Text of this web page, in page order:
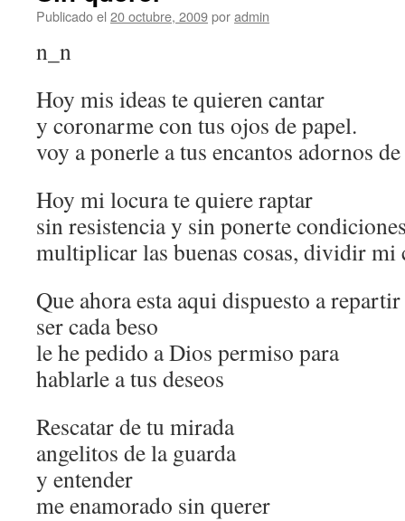
Publicado el 20 octubre, 2009poradmin
n_n
Hoy mis ideas te quieren cantar
y coronarme con tus ojos de papel.
voy a ponerle a tus encantos adornos
Hoy mi locura te quiere raptar
sin resistencia y sin ponerte
multiplicar las buenas cosas, dividir mi
Que ahora esta aqui dispuesto a repartir
ser cada beso
le he pedido a Dios permiso para
hablarle a tus deseos
Rescatar de tu mirada
angelitos de la guarda
y entender
me enamorado sin querer